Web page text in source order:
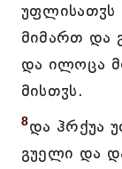
უფლისათჳს
მიმართ და
და ილოცა
მისთჳს.
8და ჰრქუა
გუელი და